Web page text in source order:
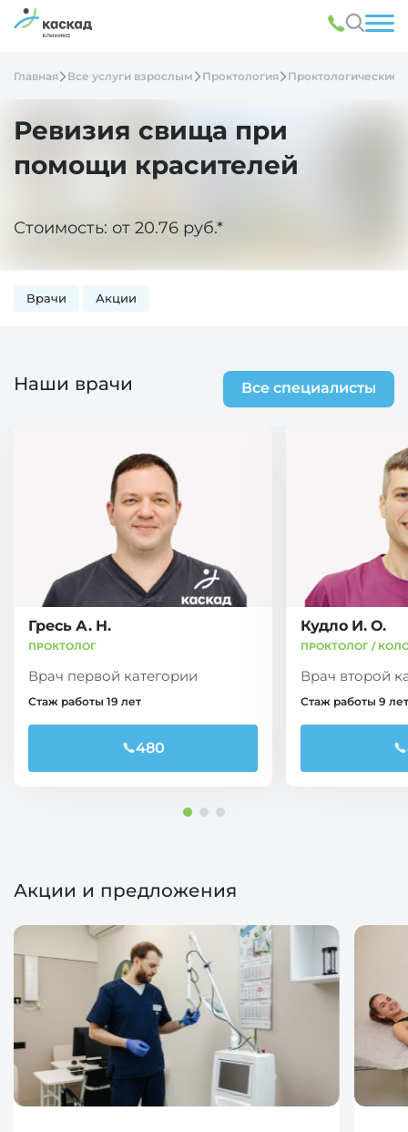
Главная Все услуги взрослым Проктология Проктологические
Ревизия свища при
помощи красителей
Стоимость: от 20.76 руб.*
Врачи Акции
Наши врачи Все специалисты
Гресь А. Н.
ПРОКТОЛОГ
Врач первой категории
Стаж работы 19 лет
480
Кудло И. О.
ПРОКТОЛОГ /
Врач второй
Стаж работы 9 лет
Акции и предложения